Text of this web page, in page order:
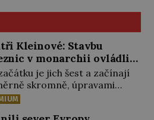
Kleinové: Stavbu
v monarchii ovládli
je jich šest a začínají
skromně, úpravami
rybníků a parků. Postupně